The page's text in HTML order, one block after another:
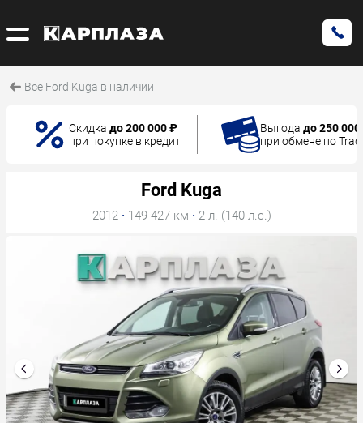
Все Ford Kuga в наличии
Скидка до 200 000 ₽
при покупке в кредит
Выгода до 250
при обмене по
Ford Kuga
2012 · 149 427 км · 2 л. (140 л.с.)